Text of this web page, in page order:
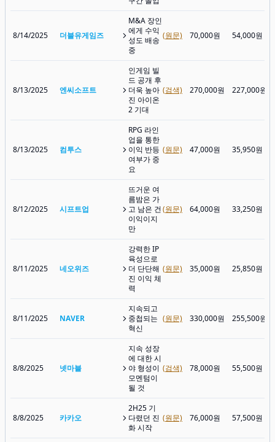
8/14/2025 더블유게임즈
M&A 장인
에게 수익
성도 배송
중
(원문) 70,000원 54,000원
8/13/2025 엔씨소프트
인게임 빌
드 공개 후
더욱 높아
진 아이온
2 기대
(검색) 270,000원 227,000원
8/13/2025 컴투스
RPG 라인
업을 통한
이익 반등
여부가 중
요
(원문) 47,000원 35,950원
8/12/2025 시프트업
뜨거운 여
름밤은 가
고 남은 건
이익이지
만
(원문) 64,000원 33,250원
8/11/2025 네오위즈
강력한 IP
육성으로
더 단단해
진 이익 체
력
(원문) 35,000원 25,850원
8/11/2025 NAVER
지속되고
중첩되는
혁신
(원문) 330,000원 255,500원
8/8/2025 넷마블
지속 성장
에 대한 시
야 형성이
모멘텀이
될 것
(검색) 78,000원 55,500원
8/8/2025 카카오
2H25 기
다렸던 진
화 시작
(원문) 76,000원 57,500원